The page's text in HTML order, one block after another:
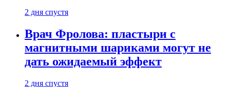
2 дня спустя
Врач Фролова: пластыри с
магнитными шариками могут не
дать ожидаемый эффект
2 дня спустя